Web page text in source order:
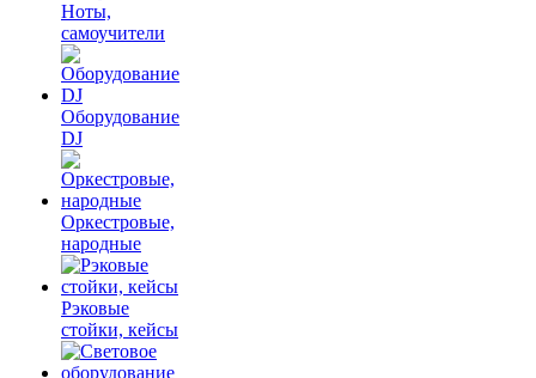
Ноты,
самоучители
Оборудование
DJ
Оркестровые,
народные
Рэковые
стойки, кейсы